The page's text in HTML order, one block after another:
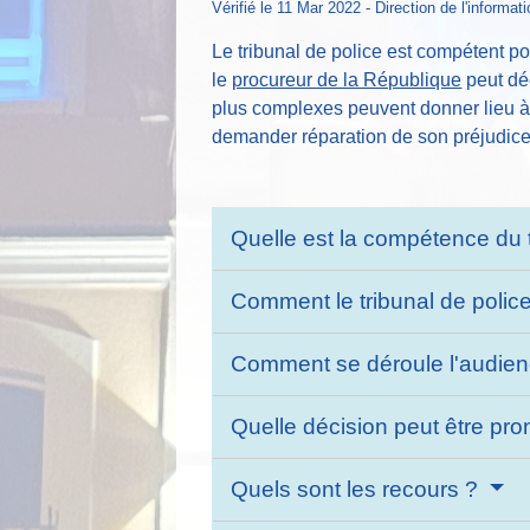
Vérifié le 11 Mar 2022 - Direction de
Le tribunal de police est compétent
le procureur de la République peut
plus complexes peuvent donner lieu
demander réparation de son
Quelle est la compétence
Comment le tribunal de
Comment se déroule
Quelle décision peut être
Quels sont les recours ?